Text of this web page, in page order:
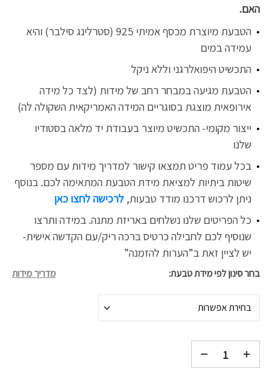
האם.
הטבעת מיוצרת מכסף אמיתי 925 (סטרלינג סילבר) והיא
עמידה במים
התכשיט היפואלרגני וללא ניקל
הטבעת מגיעה במבחר רחב של מידות (לצד כל מידה
אירופאית מוצגת בסוגריים המידה האמריקאית השקולה לה)
ייצור מקומי- התכשיט מיוצר בעבודת יד מלאה בסטודיו
שלנו
בכל עמוד פריט תמצאו קישור למדריך מידות עם מספר
שיטות ביתיות למציאת מידת הטבעת המתאימה לכם. בנוסף
ניתן לרכוש דרכנו מודד טבעות, לרכישה לחצו כאן
כל הפריטים שלנו נשלחים באריזת מתנה. במידה ותרצו
שנוסיף לכם לחבילה כרטיס ברכה ריק/עם הקדשה אישית-
יש לציין זאת ב”הערות להזמנה”
בחר סינון לפי מידת טבעת מדריך מידות
בחירת אפשרות